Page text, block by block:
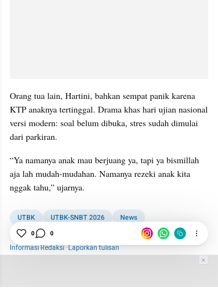
Orang tua lain, Hartini, bahkan sempat panik karena
KTP anaknya tertinggal. Drama khas hari ujian nasional
versi modern: soal belum dibuka, stres sudah dimulai
dari parkiran.
“Ya namanya anak mau berjuang ya, tapi ya bismillah
aja lah mudah-mudahan. Namanya rezeki anak kita
nggak tahu,” ujarnya.
UTBK UTBK-SNBT 2026
News
Peserta UTBK Curang
Informasi Redaksi·Laporkan tulisan
0 0